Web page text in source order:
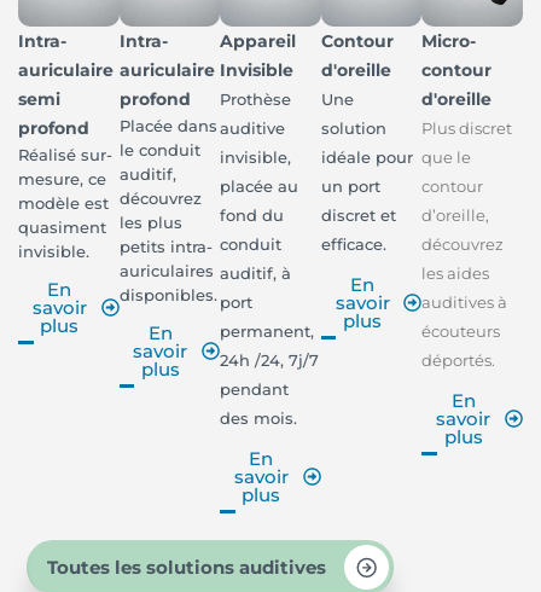
Intra-
auriculaire
semi
profond
Réalisé sur-
mesure, ce
modèle est
quasiment
invisible.
En
savoir
plus
Intra-
auriculaire
profond
Placée dans
le conduit
auditif,
découvrez
les plus
petits intra-
auriculaires
disponibles.
En
savoir
plus
Appareil
Invisible
Prothèse
auditive
invisible,
placée au
fond du
conduit
auditif, à
port
permanent,
24h /24, 7j/7
pendant
des mois.
En
savoir
plus
Contour
d'oreille
Une
solution
idéale pour
un port
discret et
efficace.
En
savoir
plus
Micro-
contour
d'oreille
Plus discret
que le
contour
d’oreille,
découvrez
les aides
auditives à
écouteurs
déportés.
En
savoir
plus
Toutes les solutions auditives